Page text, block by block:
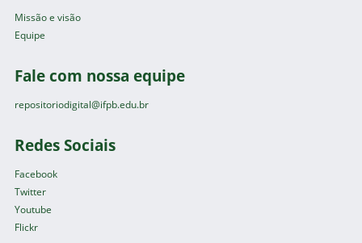
Missão e visão
Equipe
Fale com nossa equipe
repositoriodigital@ifpb.edu.br
Redes Sociais
Facebook
Twitter
Youtube
Flickr